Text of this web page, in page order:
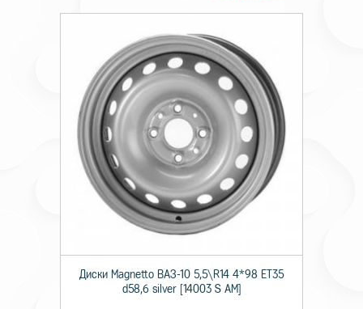
Технические характеристики
Происхождение
Диаметр 13
Диски Magnetto ВАЗ-10 5,5\R14 4*98 ET35
d58,6 silver [14003 S AM]